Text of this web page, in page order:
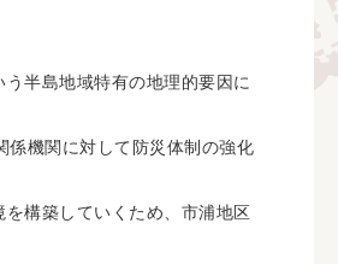
半島地域特有の地理的要因に
機関に対して防災体制の強化
構築していくため、市浦地区